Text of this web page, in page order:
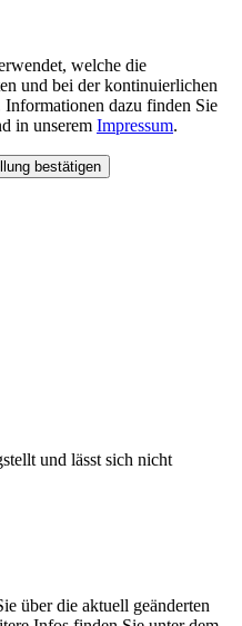
welche die
und bei der kontinuierlichen
dazu finden Sie
in unserem Impressum.
bestätigen
und lässt sich nicht
über die aktuell geänderten